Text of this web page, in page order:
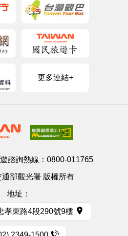
更多連結+
諮詢熱線： 0800-011765
部觀光署 版權所有
地址：
孝東路4段290號9樓